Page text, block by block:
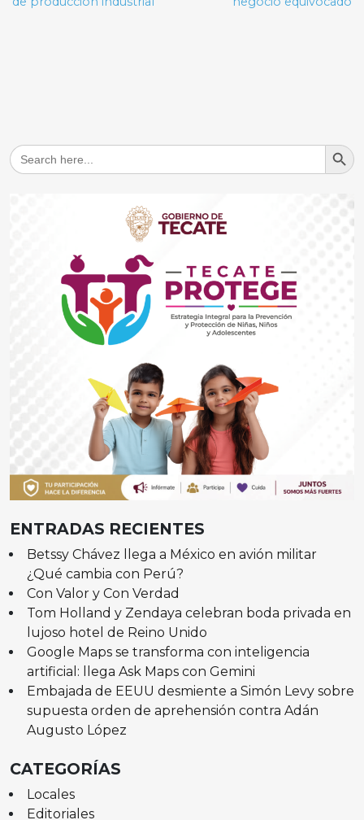
Search
for:
Search
ENTRADAS RECIENTES
Betssy Chávez llega a México en avión militar
¿Qué cambia con Perú?
Con Valor y Con Verdad
Tom Holland y Zendaya celebran boda privada en
lujoso hotel de Reino Unido
Google Maps se transforma con inteligencia
artificial: llega Ask Maps con Gemini
Embajada de EEUU desmiente a Simón Levy sobre
supuesta orden de aprehensión contra Adán
Augusto López
CATEGORÍAS
Locales
Editoriales